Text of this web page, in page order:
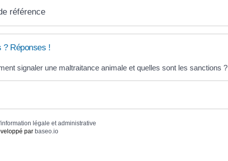
référence
? Réponses !
signaler une maltraitance animale et quelles sont les sanctions ?
légale et administrative
par baseo.io